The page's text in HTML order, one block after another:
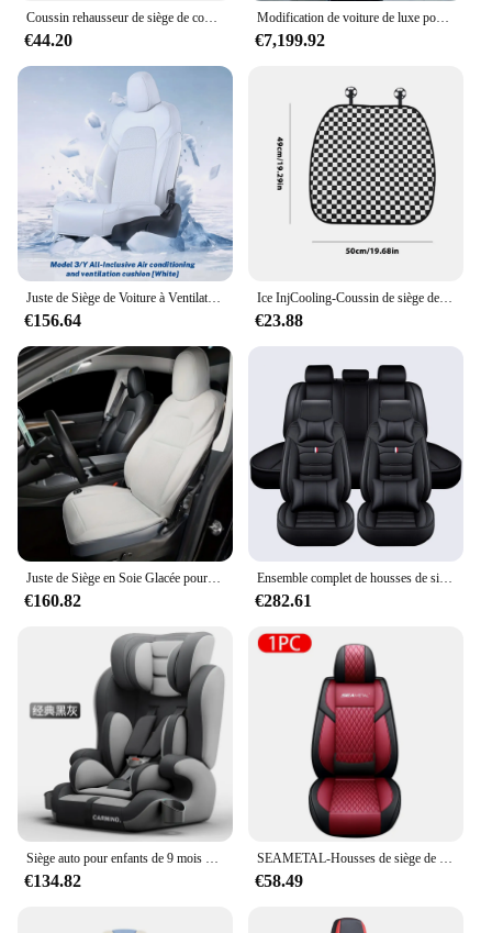
Coussin rehausseur de siège de conduite de voiture bleu, conducteur nain, coussin de chaise de bureau renforcé, UNIS issement, voitures, camions
€44.20
Modification de voiture de luxe pour Land Cruiser, Nissan Patrol, Lc300, Lexus, LX570, EC, Qx80, 200
€7,199.92
€156.64
Ice InjCooling-Coussin de siège de voiture à carreaux, noir et blanc, coussin de conducteur, coussin de siège de refroidissement, antidérapant, adapté aux camions de voiture, été
€23.88
€160.82
Ensemble complet de housses de siège de voiture avant et arrière, coussins de voiture en cuir, haute qualité, doux, mode universelle, 4 saisons
€282.61
€134.82 €58.49